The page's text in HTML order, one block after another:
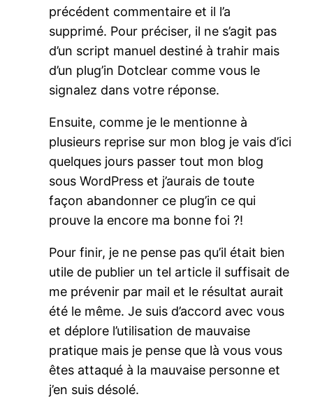
précédent commentaire et il l’a
supprimé. Pour préciser, il ne s’agit pas
d’un script manuel destiné à trahir mais
d’un plug’in Dotclear comme vous le
signalez dans votre réponse.
Ensuite, comme je le mentionne à
plusieurs reprise sur mon blog je vais d’ici
quelques jours passer tout mon blog
sous WordPress et j’aurais de toute
façon abandonner ce plug’in ce qui
prouve la encore ma bonne foi ?!
Pour finir, je ne pense pas qu’il était bien
utile de publier un tel article il suffisait de
me prévenir par mail et le résultat aurait
été le même. Je suis d’accord avec vous
et déplore l’utilisation de mauvaise
pratique mais je pense que là vous vous
êtes attaqué à la mauvaise personne et
j’en suis désolé.